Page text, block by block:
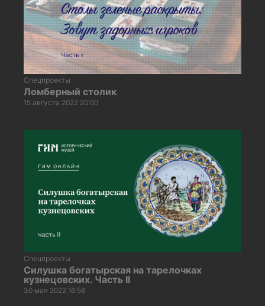
Спецпроекты
Ломберный столик
15 августа 2022 20:00
Спецпроекты
Силушка богатырская на тарелочках
кузнецовских. Часть II
30 мая 2022 16:56